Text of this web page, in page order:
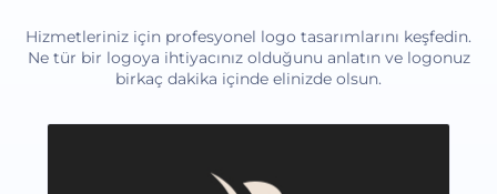
Hizmetleriniz için profesyonel logo tasarımlarını keşfedin.
Ne tür bir logoya ihtiyacınız olduğunu anlatın ve logonuz
birkaç dakika içinde elinizde olsun.